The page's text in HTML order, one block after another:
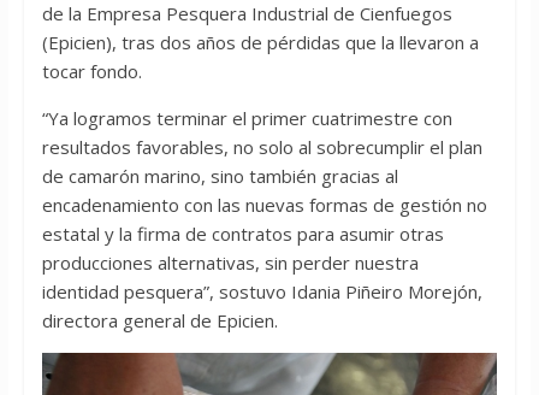
de la Empresa Pesquera Industrial de Cienfuegos
(Epicien), tras dos años de pérdidas que la llevaron a
tocar fondo.
“Ya logramos terminar el primer cuatrimestre con
resultados favorables, no solo al sobrecumplir el plan
de camarón marino, sino también gracias al
encadenamiento con las nuevas formas de gestión no
estatal y la firma de contratos para asumir otras
producciones alternativas, sin perder nuestra
identidad pesquera”, sostuvo Idania Piñeiro Morejón,
directora general de Epicien.